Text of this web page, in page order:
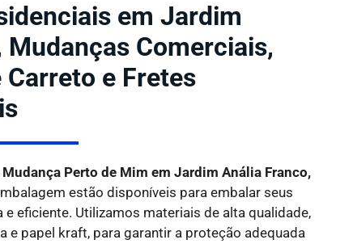
em Jardim
Mudanças Comerciais,
e Fretes
Perto de Mim em Jardim Anália Franco,
estão disponíveis para embalar seus
eficiente. Utilizamos materiais de alta qualidade,
e papel kraft, para garantir a proteção adequada